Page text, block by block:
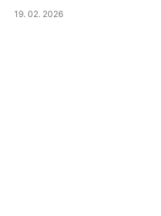
19. 02. 2026